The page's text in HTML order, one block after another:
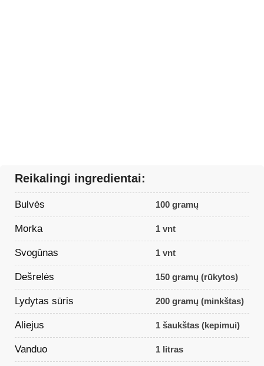
Reikalingi ingredientai:
Bulvės 100 gramų
Morka 1 vnt
Svogūnas 1 vnt
Dešrelės 150 gramų (rūkytos)
Lydytas sūris 200 gramų (minkštas)
Aliejus 1 šaukštas (kepimui)
Vanduo 1 litras